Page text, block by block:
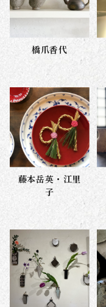
橋爪香代
藤本岳英・江里
子